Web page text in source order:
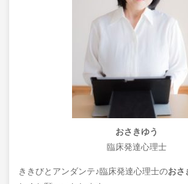
おさきゆう
臨床発達心理士
ききびとアンダンテ♪臨床発達心理士のおさ